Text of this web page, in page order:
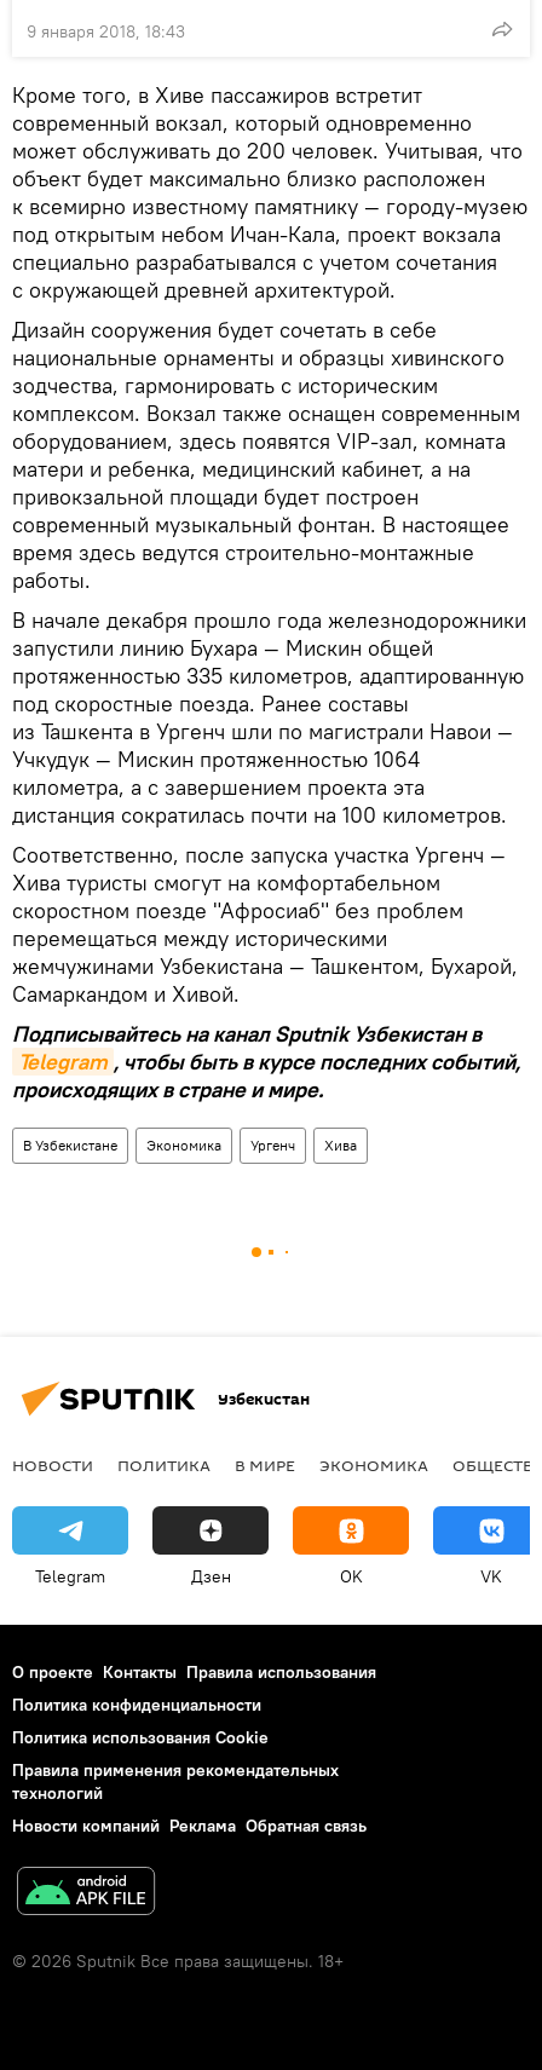
9 января 2018, 18:43
Кроме того, в Хиве пассажиров встретит
современный вокзал, который одновременно
может обслуживать до 200 человек. Учитывая, что
объект будет максимально близко расположен
к всемирно известному памятнику — городу-музею
под открытым небом Ичан-Кала, проект вокзала
специально разрабатывался с учетом сочетания
с окружающей древней архитектурой.
Дизайн сооружения будет сочетать в себе
национальные орнаменты и образцы хивинского
зодчества, гармонировать с историческим
комплексом. Вокзал также оснащен современным
оборудованием, здесь появятся VIP-зал, комната
матери и ребенка, медицинский кабинет, а на
привокзальной площади будет построен
современный музыкальный фонтан. В настоящее
время здесь ведутся строительно-монтажные
работы.
В начале декабря прошло года железнодорожники
запустили линию Бухара — Мискин общей
протяженностью 335 километров, адаптированную
под скоростные поезда. Ранее составы
из Ташкента в Ургенч шли по магистрали Навои —
Учкудук — Мискин протяженностью 1064
километра, а с завершением проекта эта
дистанция сократилась почти на 100 километров.
Соответственно, после запуска участка Ургенч —
Хива туристы смогут на комфортабельном
скоростном поезде "Афросиаб" без проблем
перемещаться между историческими
жемчужинами Узбекистана — Ташкентом, Бухарой,
Самаркандом и Хивой.
Подписывайтесь на канал Sputnik Узбекистан в
Telegram , чтобы быть в курсе последних событий,
происходящих в стране и мире.
В Узбекистане Экономика Ургенч Хива
Узбекистан
НОВОСТИ ПОЛИТИКА В МИРЕ ЭКОНОМИКА
Telegram Дзен OK VK
О проекте Контакты Правила использования
Политика конфиденциальности
Политика использования Cookie
Правила применения рекомендательных
технологий
Новости компаний Реклама Обратная связь
© 2026 Sputnik Все права защищены. 18+